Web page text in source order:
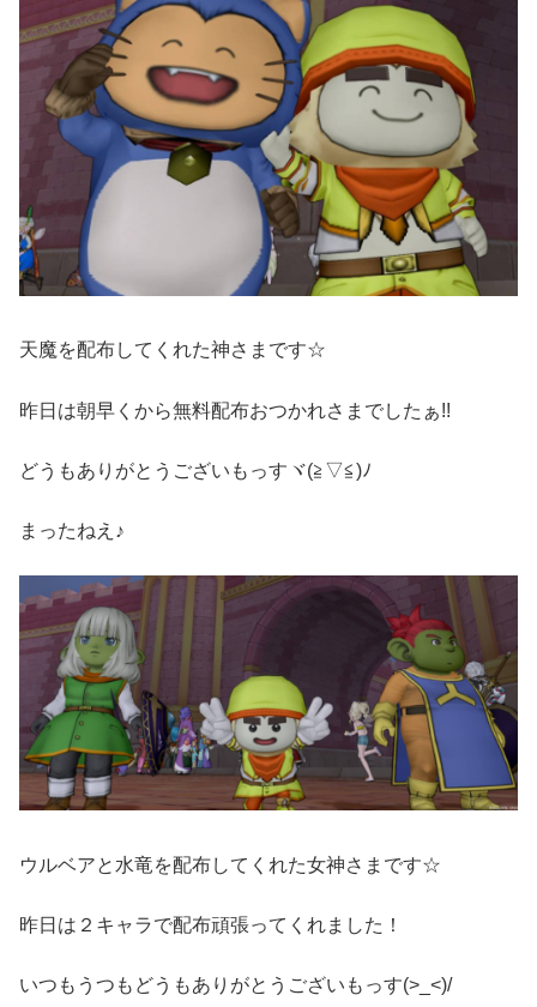
天魔を配布してくれた神さまです☆
昨日は朝早くから無料配布おつかれさまでしたぁ!!
どうもありがとうございもっすヾ(≧▽≦)ﾉ
まったねえ♪
ウルベアと水竜を配布してくれた女神さまです☆
昨日は２キャラで配布頑張ってくれました！
いつもうつもどうもありがとうございもっす(>_<)/